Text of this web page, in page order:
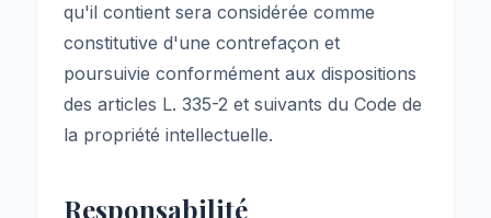
qu'il contient sera considérée comme
constitutive d'une contrefaçon et
poursuivie conformément aux dispositions
des articles L. 335-2 et suivants du Code de
la propriété intellectuelle.
Responsabilité